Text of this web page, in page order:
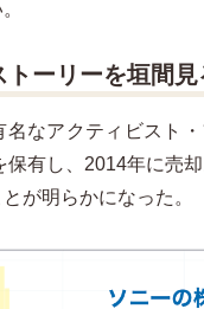
ーリーを垣間見
名なアクティビスト
保有し、2014年に売
が明らかになった。